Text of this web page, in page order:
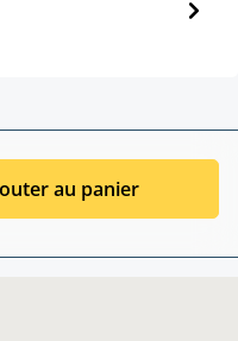
au panier